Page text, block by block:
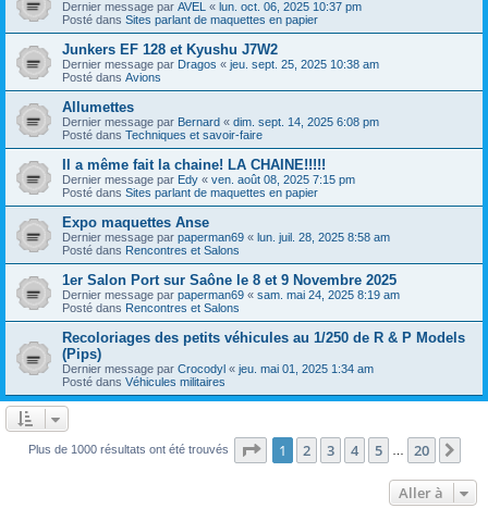
Dernier message par AVEL « lun. oct. 06, 2025 10:37 pm
Posté dans Sites parlant de maquettes en papier
Junkers EF 128 et Kyushu J7W2
Dernier message par Dragos « jeu. sept. 25, 2025 10:38 am
Posté dans Avions
Allumettes
Dernier message par Bernard « dim. sept. 14, 2025 6:08 pm
Posté dans Techniques et savoir-faire
Il a même fait la chaine! LA CHAINE!!!!!
Dernier message par Edy « ven. août 08, 2025 7:15 pm
Posté dans Sites parlant de maquettes en papier
Expo maquettes Anse
Dernier message par paperman69 « lun. juil. 28, 2025 8:58 am
Posté dans Rencontres et Salons
1er Salon Port sur Saône le 8 et 9 Novembre 2025
Dernier message par paperman69 « sam. mai 24, 2025 8:19 am
Posté dans Rencontres et Salons
Recoloriages des petits véhicules au 1/250 de R & P Models
(Pips)
Dernier message par Crocodyl « jeu. mai 01, 2025 1:34 am
Posté dans Véhicules militaires
Plus de 1000 résultats ont été trouvés Page 1sur20
1 2 3 4 5 20
Aller à